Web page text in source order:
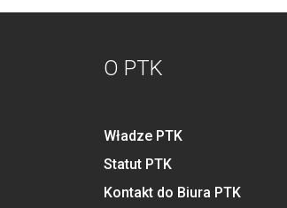
O PTK
Władze PTK
Statut PTK
Kontakt do Biura PTK